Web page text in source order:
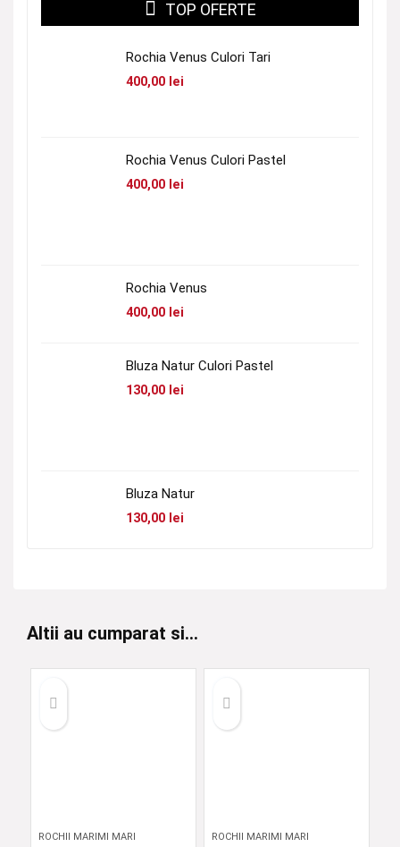
TOP OFERTE
Rochia Venus Culori Tari
400,00 lei
Rochia Venus Culori Pastel
400,00 lei
Rochia Venus
400,00 lei
Bluza Natur Culori Pastel
130,00 lei
Bluza Natur
130,00 lei
Altii au cumparat si...
ROCHII MARIMI MARI ROCHII MARIMI MARI